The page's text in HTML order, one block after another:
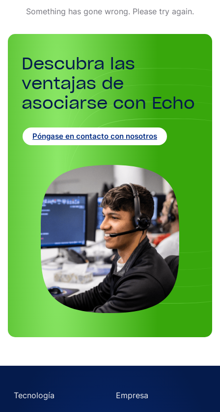
Something has gone wrong. Please try again.
Descubra las
ventajas de
asociarse con Echo
Póngase en contacto con nosotros
Tecnología Empresa